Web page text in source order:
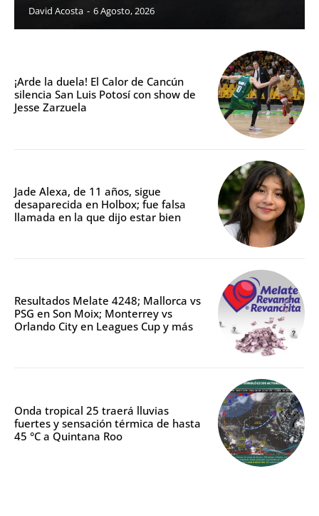
David Acosta - 6 Agosto, 2026
¡Arde la duela! El Calor de Cancún
silencia San Luis Potosí con show de
Jesse Zarzuela
Jade Alexa, de 11 años, sigue
desaparecida en Holbox; fue falsa
llamada en la que dijo estar bien
Resultados Melate 4248; Mallorca vs
PSG en Son Moix; Monterrey vs
Orlando City en Leagues Cup y más
Onda tropical 25 traerá lluvias
fuertes y sensación térmica de hasta
45 °C a Quintana Roo